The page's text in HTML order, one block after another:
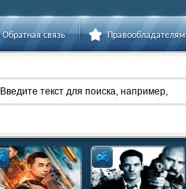
Обратная связь Правообладателям
Введите текст для поиска, например,